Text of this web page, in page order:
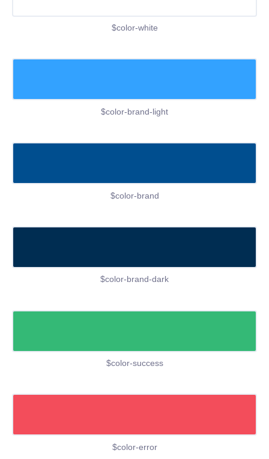
$color-white
$color-brand-light
$color-brand
$color-brand-dark
$color-success
$color-error